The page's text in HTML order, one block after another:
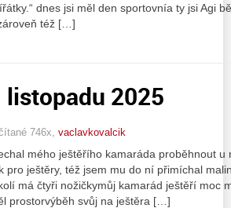
dnes jsi měl den sportovnía ty jsi Agi
též […]
listopadu 2025
746x, vaclavkovalcik
mého ještěřího kamaráda proběhnout
pro ještěry, též jsem mu do ní přimíchal
má čtyři nožičkymůj kamarád ještěří moc
prostorvýběh svůj na ještěra […]